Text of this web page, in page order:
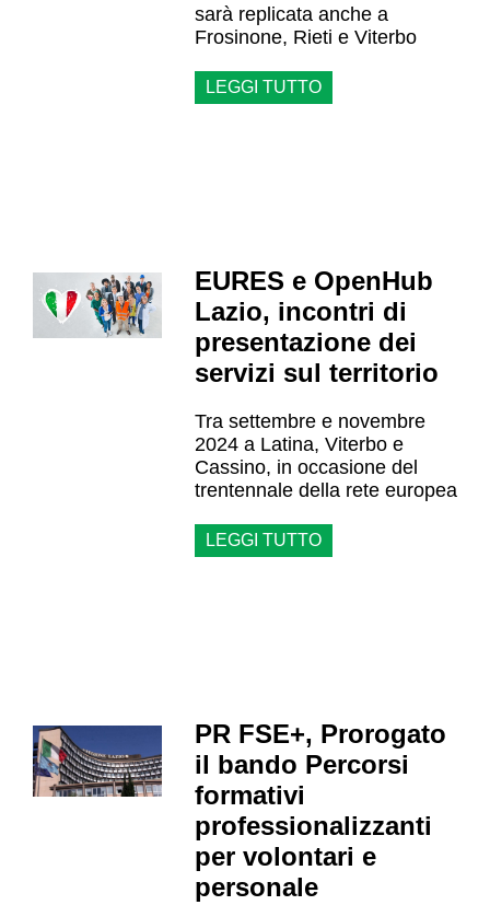
sarà replicata anche a
Frosinone, Rieti e Viterbo
LEGGI TUTTO
EURES e OpenHub
Lazio, incontri di
presentazione dei
servizi sul territorio
Tra settembre e novembre
2024 a Latina, Viterbo e
Cassino, in occasione del
trentennale della rete europea
LEGGI TUTTO
PR FSE+, Prorogato
il bando Percorsi
formativi
professionalizzanti
per volontari e
personale